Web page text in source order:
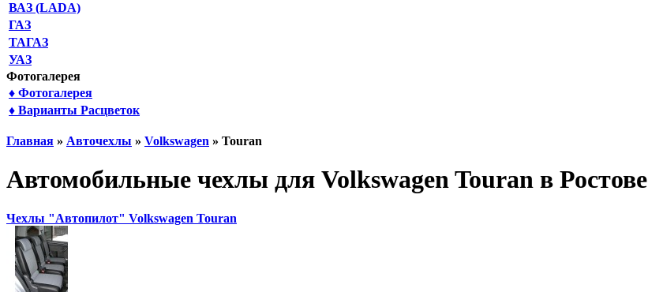
ВАЗ (LADA)
ГАЗ
ТАГАЗ
УАЗ
Фотогалерея
♦ Фотогалерея
♦ Варианты Расцветок
Главная » Авточехлы » Volkswagen » Touran
Автомобильные чехлы для Volkswagen Touran в Ростове
Чехлы "Автопилот" Volkswagen Touran